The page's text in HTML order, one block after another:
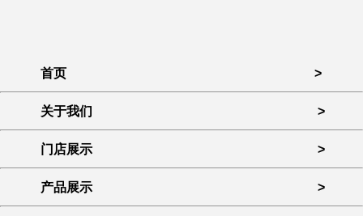
首页 >
关于我们 >
门店展示 >
产品展示 >